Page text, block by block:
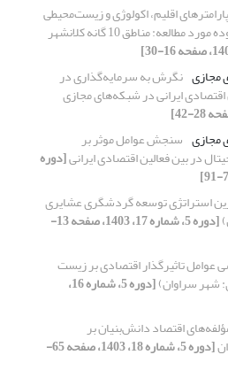
پارامترهای اقلیم، اکولوژی و زیست‌محیطی
بر زیست‌پذیری شهری (محدوده مورد مطالعه: مناطق 10 گانه کلانشهر
مجازی نگرش به سرمایه‌گذاری در
ایرانی در شبکه‌های مجازی
مجازی سنجش عوامل موثر بر
در بین فعالین اقتصادی ایرانی[دوره
استراتژی توسعه گردشگری عشایری
[دوره 5، شماره 17، 1403، صفحه 13-
عوامل تاثیرگذار اقتصادی بر زیست
شهر سراوان) [دوره 5، شماره 16،
اقتصاد دانش‌بنیان بر
[دوره 5، شماره 18، 1403، صفحه 65-